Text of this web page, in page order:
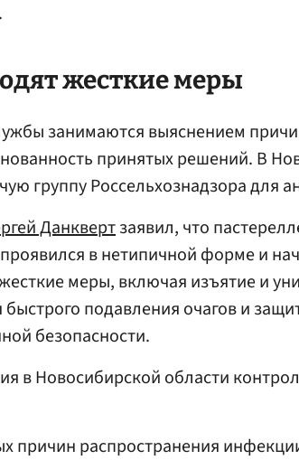
жесткие меры
занимаются выяснением
принятых решений. В
группу Россельхознадзора для
Данквертзаявил, что
в нетипичной форме и
меры, включая изъятие и
подавления очагов и
безопасности.
в Новосибирской области
причин распространения